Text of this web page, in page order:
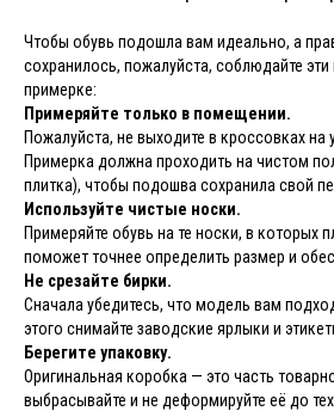
Чтобы обувь подошла вам идеально, а
сохранилось, пожалуйста, соблюдайте
примерке:
Примеряйте только в помещении.
Пожалуйста, не выходите в кроссовках на
Примерка должна проходить на чистом
плитка), чтобы подошва сохранила свой
Используйте чистые носки.
Примеряйте обувь на те носки, в которых
поможет точнее определить размер и
Не срезайте бирки.
Сначала убедитесь, что модель вам
этого снимайте заводские ярлыки и
Берегите упаковку.
Оригинальная коробка — это часть
выбрасывайте и не деформируйте её до